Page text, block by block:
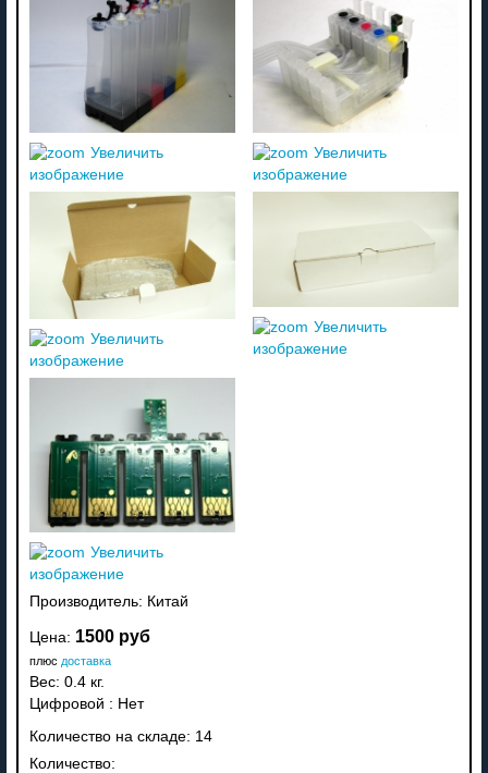
Увеличить
изображение
Увеличить
изображение
Увеличить
изображение
Увеличить
изображение
Увеличить
изображение
Производитель: Китай
Цена: 1500 руб
плюс доставка
Вес: 0.4 кг.
Цифровой : Нет
Количество на складе: 14
Количество: